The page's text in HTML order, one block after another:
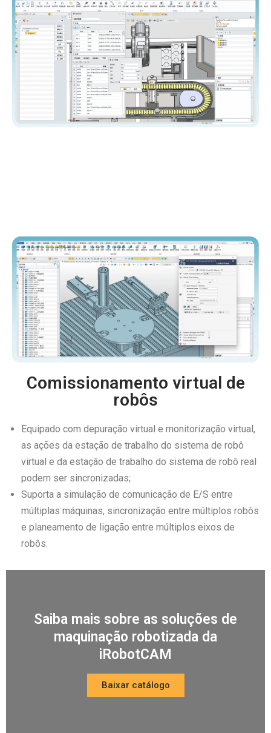
Comissionamento virtual de
robôs
Equipado com depuração virtual e monitorização virtual,
as ações da estação de trabalho do sistema de robô
virtual e da estação de trabalho do sistema de robô real
podem ser sincronizadas;
Suporta a simulação de comunicação de E/S entre
múltiplas máquinas, sincronização entre múltiplos robôs
e planeamento de ligação entre múltiplos eixos de
robôs.
Saiba mais sobre as soluções de
maquinação robotizada da
iRobotCAM
Baixar catálogo